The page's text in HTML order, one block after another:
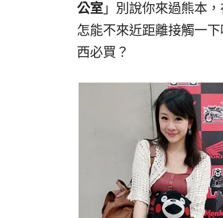
公室 」別說你來過熊本
怎能不來近距離接觸一
西必買？